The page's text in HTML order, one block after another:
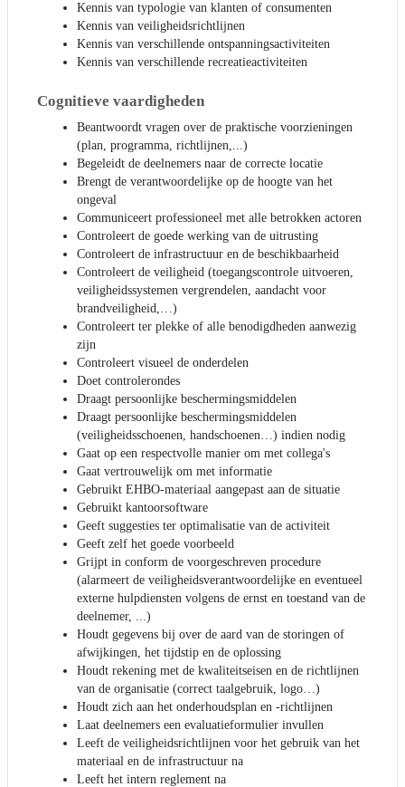
Kennis van typologie van klanten of consumenten
Kennis van veiligheidsrichtlijnen
Kennis van verschillende ontspanningsactiviteiten
Kennis van verschillende recreatieactiviteiten
Cognitieve vaardigheden
Beantwoordt vragen over de praktische voorzieningen
(plan, programma, richtlijnen,...)
Begeleidt de deelnemers naar de correcte locatie
Brengt de verantwoordelijke op de hoogte van het
ongeval
Communiceert professioneel met alle betrokken actoren
Controleert de goede werking van de uitrusting
Controleert de infrastructuur en de beschikbaarheid
Controleert de veiligheid (toegangscontrole uitvoeren,
veiligheidssystemen vergrendelen, aandacht voor
brandveiligheid,…)
Controleert ter plekke of alle benodigdheden aanwezig
zijn
Controleert visueel de onderdelen
Doet controlerondes
Draagt persoonlijke beschermingsmiddelen
Draagt persoonlijke beschermingsmiddelen
(veiligheidsschoenen, handschoenen…) indien nodig
Gaat op een respectvolle manier om met collega's
Gaat vertrouwelijk om met informatie
Gebruikt EHBO-materiaal aangepast aan de situatie
Gebruikt kantoorsoftware
Geeft suggesties ter optimalisatie van de activiteit
Geeft zelf het goede voorbeeld
Grijpt in conform de voorgeschreven procedure
(alarmeert de veiligheidsverantwoordelijke en eventueel
externe hulpdiensten volgens de ernst en toestand van de
deelnemer, ...)
Houdt gegevens bij over de aard van de storingen of
afwijkingen, het tijdstip en de oplossing
Houdt rekening met de kwaliteitseisen en de richtlijnen
van de organisatie (correct taalgebruik, logo…)
Houdt zich aan het onderhoudsplan en -richtlijnen
Laat deelnemers een evaluatieformulier invullen
Leeft de veiligheidsrichtlijnen voor het gebruik van het
materiaal en de infrastructuur na
Leeft het intern reglement na